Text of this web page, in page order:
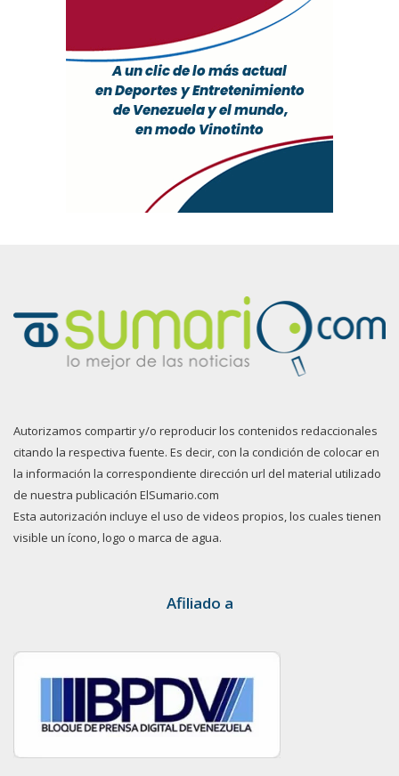
Autorizamos compartir y/o reproducir los contenidos redaccionales
citando la respectiva fuente. Es decir, con la condición de colocar en
la información la correspondiente dirección url del material utilizado
de nuestra publicación ElSumario.com
Esta autorización incluye el uso de videos propios, los cuales tienen
visible un ícono, logo o marca de agua.
Afiliado a